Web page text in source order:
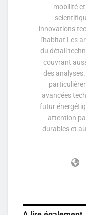
mobilité
innovations
l'habitat Les
du détail
couvrant
des
avancées
futur
attention
durables et